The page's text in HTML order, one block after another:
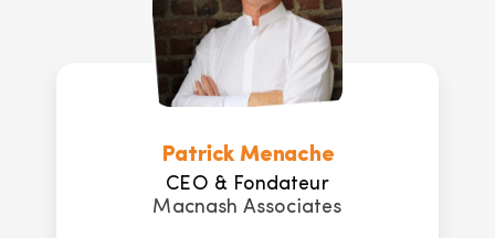
Patrick Menache
CEO & Fondateur
Macnash Associates